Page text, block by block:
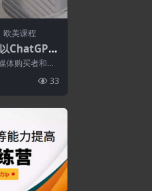
欧美课程
ChatGPT
作挑战
体购买者和文
33